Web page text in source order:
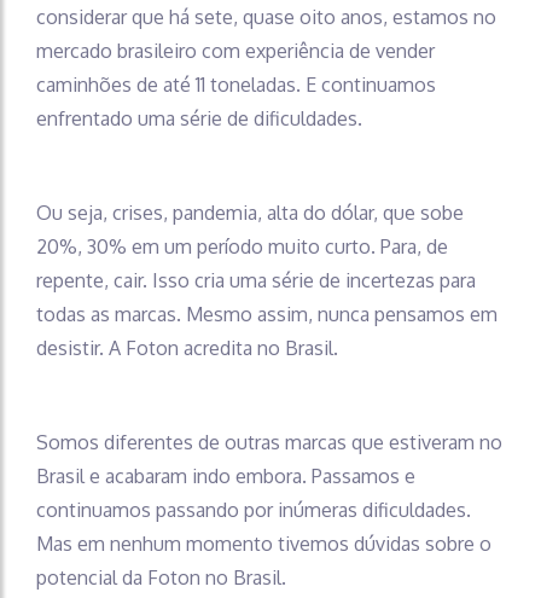
considerar que há sete, quase oito anos, estamos no
mercado brasileiro com experiência de vender
caminhões de até 11 toneladas. E continuamos
enfrentado uma série de dificuldades.
Ou seja, crises, pandemia, alta do dólar, que sobe
20%, 30% em um período muito curto. Para, de
repente, cair. Isso cria uma série de incertezas para
todas as marcas. Mesmo assim, nunca pensamos em
desistir. A Foton acredita no Brasil.
Somos diferentes de outras marcas que estiveram no
Brasil e acabaram indo embora. Passamos e
continuamos passando por inúmeras dificuldades.
Mas em nenhum momento tivemos dúvidas sobre o
potencial da Foton no Brasil.